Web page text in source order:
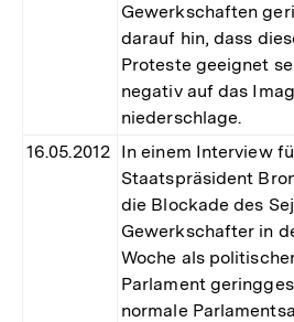
Gewerkschaften
darauf hin, dass
Proteste geeignet
negativ auf das
niederschlage.
16.05.2012 In einem Interview
Staatspräsident
die Blockade des
Gewerkschafter in
Woche als
Parlament
normale